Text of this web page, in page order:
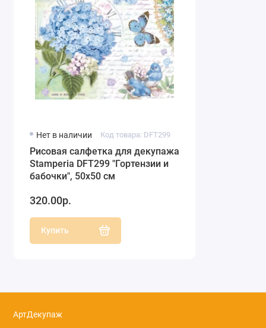
Нет в наличии Код товара: DFT299
Рисовая салфетка для декупажа
Stamperia DFT299 "Гортензии и
бабочки", 50х50 см
320.00р.
Купить
АртДекупаж